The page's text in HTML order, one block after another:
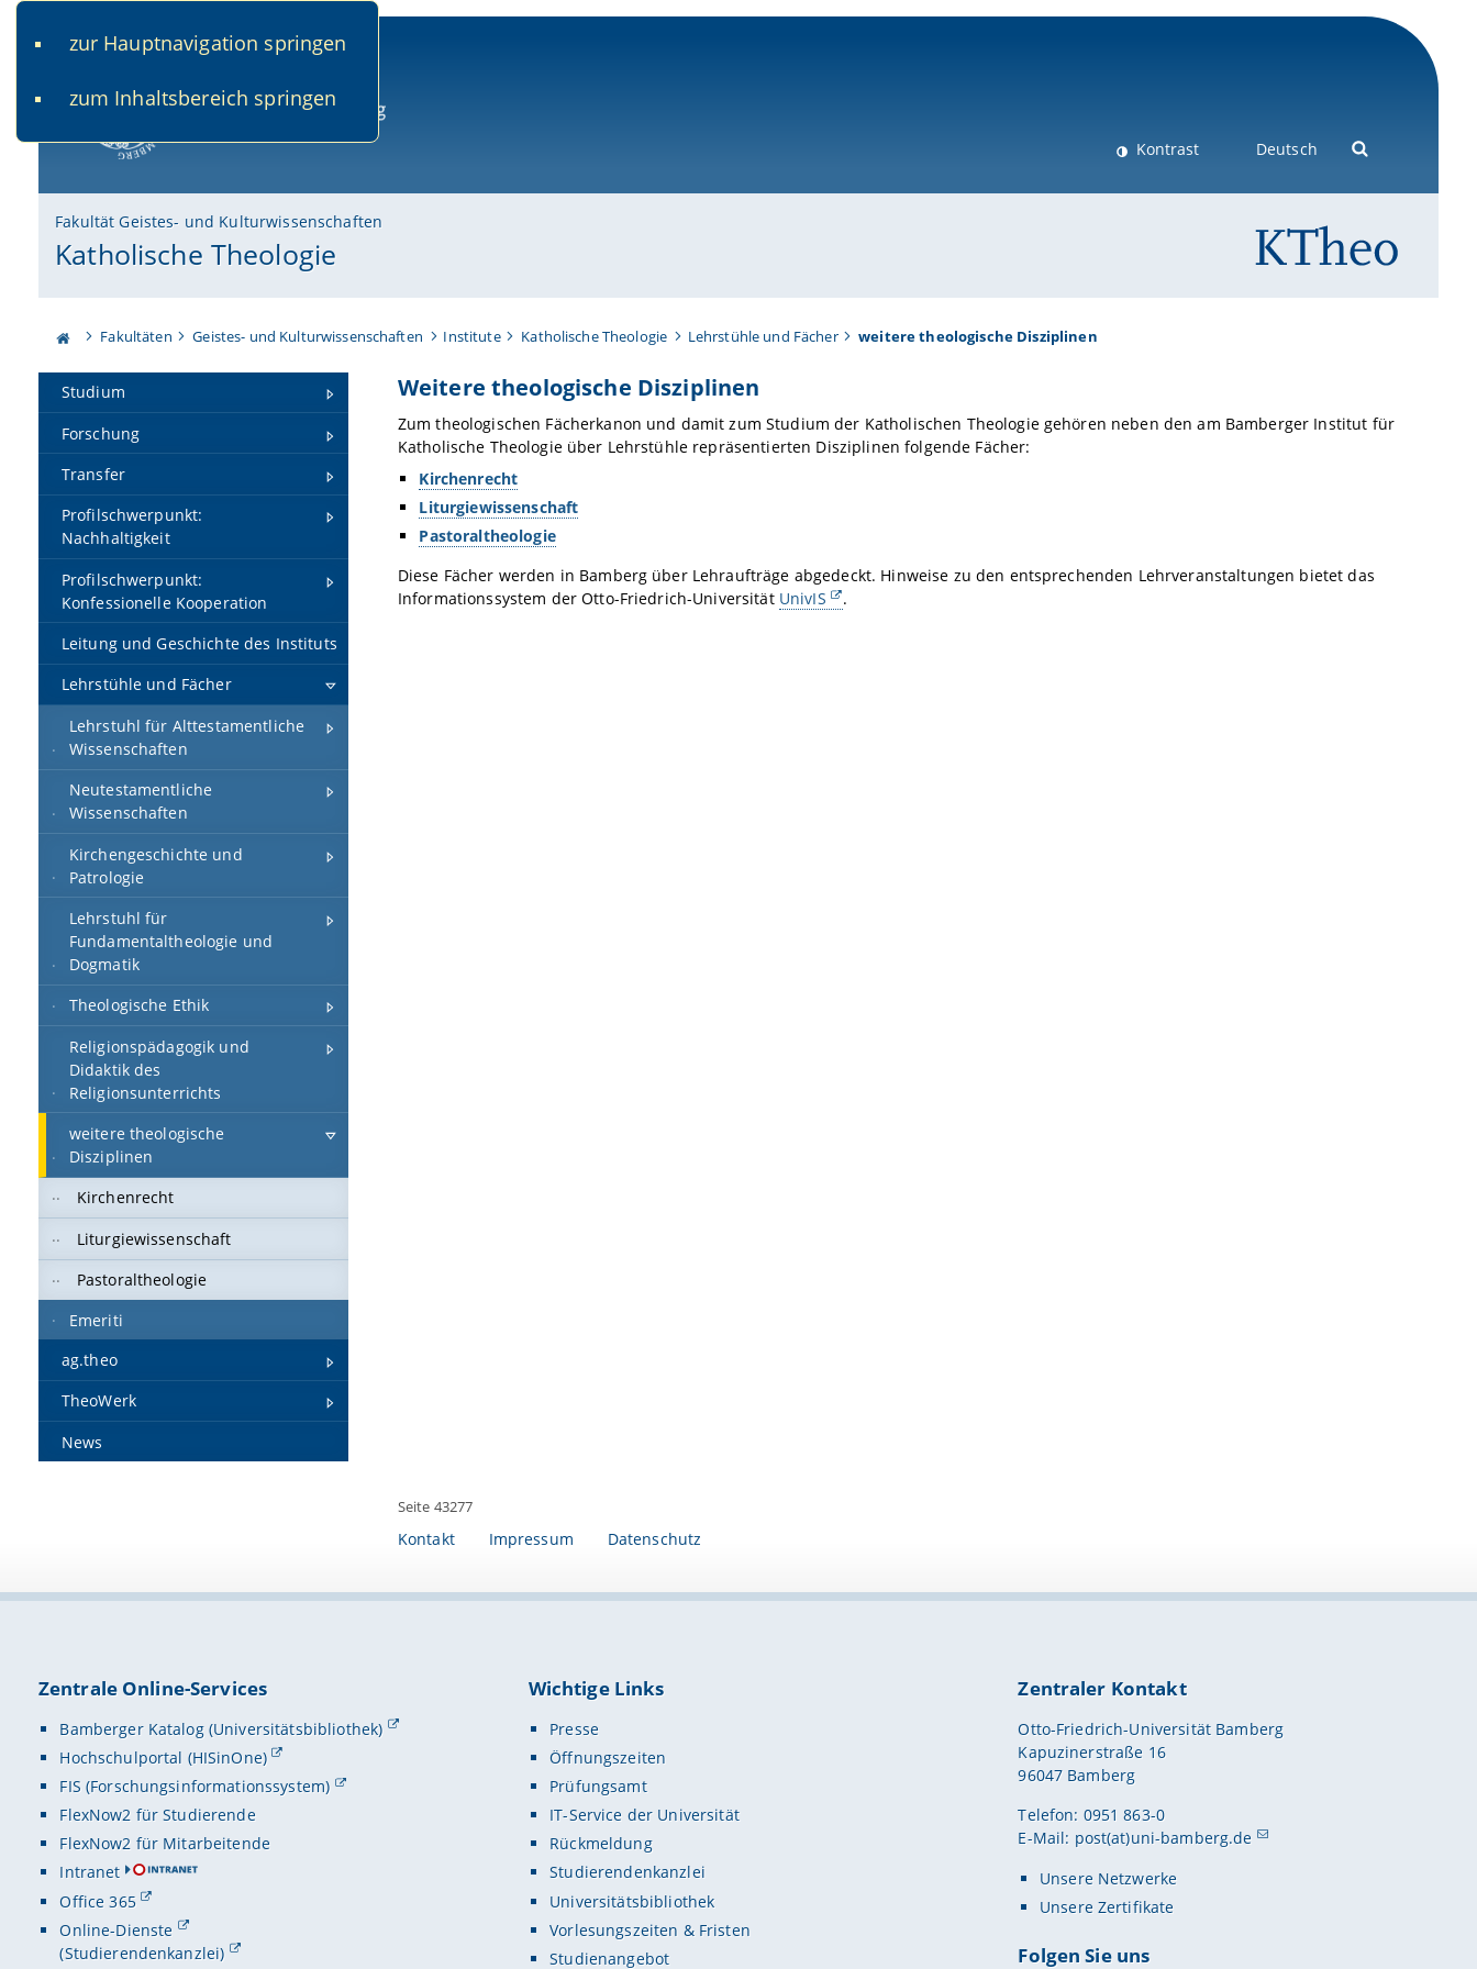
zur Hauptnavigation springen
zum Inhaltsbereich springen
Kontrast Deutsch
Fakultät Geistes- und Kulturwissenschaften
Katholische Theologie
Fakultäten Geistes- und Kulturwissenschaften Institute Katholische Theologie Lehrstühle und Fächer weitere theologische Disziplinen
Studium
Forschung
Transfer
Profilschwerpunkt:
Nachhaltigkeit
Profilschwerpunkt:
Konfessionelle Kooperation
Leitung und Geschichte des Instituts
Lehrstühle und Fächer
Lehrstuhl für Alttestamentliche
Wissenschaften
Neutestamentliche
Wissenschaften
Kirchengeschichte und
Patrologie
Lehrstuhl für
Fundamentaltheologie und
Dogmatik
Theologische Ethik
Religionspädagogik und
Didaktik des
Religionsunterrichts
weitere theologische
Disziplinen
Kirchenrecht
Liturgiewissenschaft
Pastoraltheologie
Emeriti
ag.theo
TheoWerk
News
Weitere theologische Disziplinen
Zum theologischen Fächerkanon und damit zum Studium der Katholischen Theologie gehören neben den am Bamberger Institut für
Katholische Theologie über Lehrstühle repräsentierten Disziplinen folgende Fächer:
Kirchenrecht
Liturgiewissenschaft
Pastoraltheologie
Diese Fächer werden in Bamberg über Lehraufträge abgedeckt. Hinweise zu den entsprechenden Lehrveranstaltungen bietet das
Informationssystem der Otto-Friedrich-Universität UnivIS .
Seite 43277
Kontakt Impressum Datenschutz
Zentrale Online-Services
Bamberger Katalog (Universitätsbibliothek)
Hochschulportal (HISinOne)
FIS (Forschungsinformationssystem)
FlexNow2 für Studierende
FlexNow2 für Mitarbeitende
Intranet
Office 365
Online-Dienste
(Studierendenkanzlei)
Wichtige Links
Presse
Öffnungszeiten
Prüfungsamt
IT-Service der Universität
Rückmeldung
Studierendenkanzlei
Universitätsbibliothek
Vorlesungszeiten & Fristen
Studienangebot
Zentraler Kontakt
Otto-Friedrich-Universität Bamberg
Kapuzinerstraße 16
96047 Bamberg
Telefon: 0951 863-0
E-Mail: post(at)uni-bamberg.de
Unsere Netzwerke
Unsere Zertifikate
Folgen Sie uns